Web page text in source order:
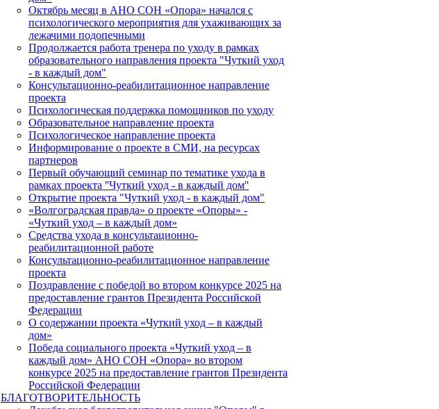
Октябрь месяц в АНО СОН «Опора» начался с
психологического мероприятия для ухаживающих за
лежачими подопечными
Продолжается работа тренера по уходу в рамках
образовательного направления проекта "Чуткий уход
- в каждый дом"
Консультационно-реабилитационное направление
проекта
Психологическая поддержка помощников по уходу
Образовательное направление проекта
Психологическое направление проекта
Информирование о проекте в СМИ, на ресурсах
партнеров
Первый обучающий семинар по тематике ухода в
рамках проекта ''Чуткий уход - в каждый дом''
Открытие проекта "Чуткий уход - в каждый дом"
«Волгоградская правда» о проекте «Опоры» -
«Чуткий уход – в каждый дом»
Средства ухода в консультационно-
реабилитационной работе
Консультационно-реабилитационное направление
проекта
Поздравление с победой во втором конкурсе 2025 на
предоставление грантов Президента Российской
Федерации
О содержании проекта «Чуткий уход – в каждый
дом»
Победа социального проекта «Чуткий уход – в
каждый дом» АНО СОН «Опора» во втором
конкурсе 2025 на предоставление грантов Президента
Российской Федерации
БЛАГОТВОРИТЕЛЬНОСТЬ